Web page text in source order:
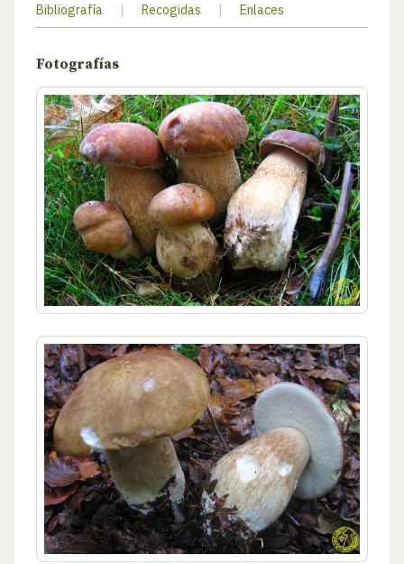
Bibliografía | Recogidas | Enlaces
Fotografías